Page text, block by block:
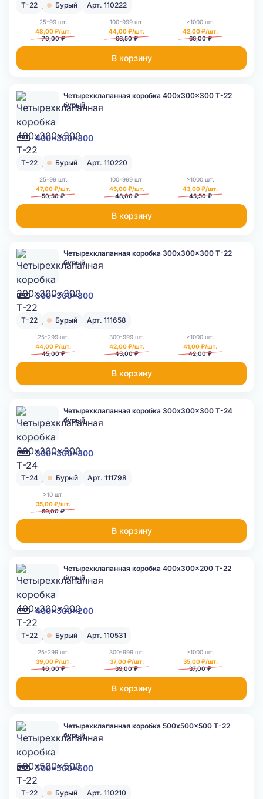
Т-22 Бурый Арт. 110222
25-99 шт.
48,00 ₽/шт.
70,00 ₽
100-999 шт.
44,00 ₽/шт.
68,50 ₽
>1000 шт.
42,00 ₽/шт.
66,00 ₽
В корзину
400x300x300
Четырехклапанная коробка 400x300x300 Т-22
бурый
Т-22 Бурый Арт. 110220
25-99 шт.
47,00 ₽/шт.
50,50 ₽
100-999 шт.
45,00 ₽/шт.
48,00 ₽
>1000 шт.
43,00 ₽/шт.
45,50 ₽
В корзину
300x300x300
Четырехклапанная коробка 300x300x300 Т-22
бурый
Т-22 Бурый Арт. 111658
25-299 шт.
44,00 ₽/шт.
45,00 ₽
300-999 шт.
42,00 ₽/шт.
43,00 ₽
>1000 шт.
41,00 ₽/шт.
42,00 ₽
В корзину
300x300x300
Четырехклапанная коробка 300x300x300 Т-24
бурый
Т-24 Бурый Арт. 111798
>10 шт.
35,00 ₽/шт.
69,00 ₽
В корзину
400x300x200
Четырехклапанная коробка 400x300x200 Т-22
бурый
Т-22 Бурый Арт. 110531
25-299 шт.
39,00 ₽/шт.
40,00 ₽
300-999 шт.
37,00 ₽/шт.
39,00 ₽
>1000 шт.
35,00 ₽/шт.
37,00 ₽
В корзину
500x500x500
Четырехклапанная коробка 500x500x500 Т-22
бурый
Т-22 Бурый Арт. 110210